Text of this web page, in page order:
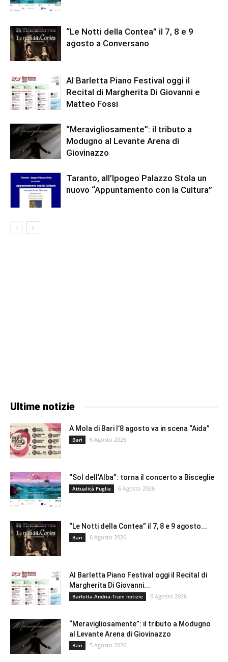
“Le Notti della Contea” il 7, 8 e 9
agosto a Conversano
Al Barletta Piano Festival oggi il
Recital di Margherita Di Giovanni e
Matteo Fossi
“Meravigliosamente”: il tributo a
Modugno al Levante Arena di
Giovinazzo
Taranto, all’Ipogeo Palazzo Stola un
nuovo “Appuntamento con la Cultura”
Ultime notizie
A Mola di Bari l’8 agosto va in scena “Aida”
Bari 6 Agosto 2026
“Sol dell’Alba”: torna il concerto a Bisceglie
Attualità Puglia 6 Agosto 2026
“Le Notti della Contea” il 7, 8 e 9 agosto...
Bari 6 Agosto 2026
Al Barletta Piano Festival oggi il Recital di
Margherita Di Giovanni...
Barletta-Andria-Trani notizie 6 Agosto 2026
“Meravigliosamente”: il tributo a Modugno
al Levante Arena di Giovinazzo
Bari 5 Agosto 2026